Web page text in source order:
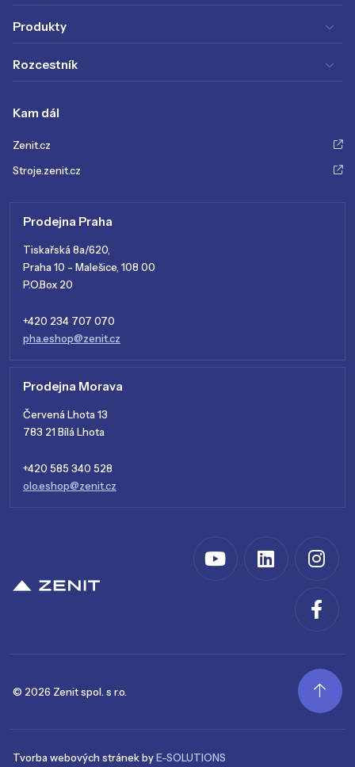
Produkty
Rozcestník
Kam dál
Zenit.cz
Stroje.zenit.cz
Prodejna Praha
Tiskařská 8a/620,
Praha 10 - Malešice, 108 00
P.O.Box 20
+420 234 707 070
pha.eshop@zenit.cz
Prodejna Morava
Červená Lhota 13
783 21 Bílá Lhota
+420 585 340 528
olo.eshop@zenit.cz
© 2026 Zenit spol. s r.o.
Tvorba webových stránek byE-SOLUTIONS